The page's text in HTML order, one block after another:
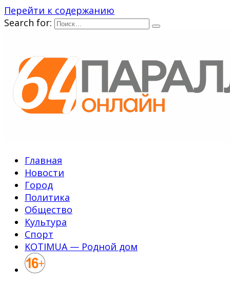
Перейти к содержанию
Search for:
Главная
Новости
Город
Политика
Общество
Культура
Спорт
KOTIMUA — Родной дом